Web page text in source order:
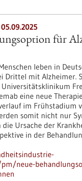
für
leben in
Drittel mit Alzheimer.
eine neue
im Frühstadium
somit nicht nur
Ursache der
in der
neue-